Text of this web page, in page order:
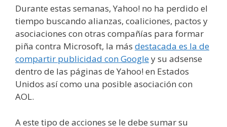
Durante estas semanas, Yahoo! no ha perdido el
tiempo buscando alianzas, coaliciones, pactos y
asociaciones con otras compañías para formar
piña contra Microsoft, la más destacada es la de
compartir publicidad con Googley su adsense
dentro de las páginas de Yahoo! en Estados
Unidos así como una posible asociación con
AOL.
A este tipo de acciones se le debe sumar su